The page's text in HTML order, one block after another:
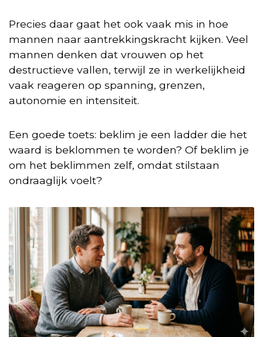
Precies daar gaat het ook vaak mis in hoe
mannen naar aantrekkingskracht kijken. Veel
mannen denken dat vrouwen op het
destructieve vallen, terwijl ze in werkelijkheid
vaak reageren op spanning, grenzen,
autonomie en intensiteit.
Een goede toets: beklim je een ladder die het
waard is beklommen te worden? Of beklim je
om het beklimmen zelf, omdat stilstaan
ondraaglijk voelt?